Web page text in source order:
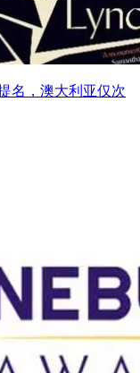
名，澳大利亚仅次